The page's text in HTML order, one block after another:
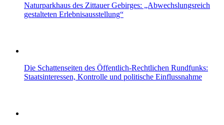
Naturparkhaus des Zittauer Gebirges: „Abwechslungsreich
gestalteten Erlebnisausstellung“
Die Schattenseiten des Öffentlich-Rechtlichen Rundfunks:
Staatsinteressen, Kontrolle und politische Einflussnahme